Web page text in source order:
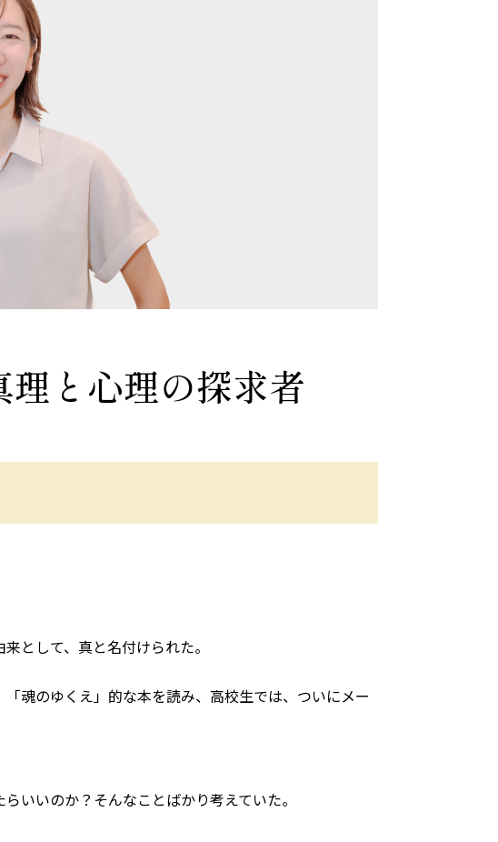
と心理の探求者
として、真と名付けられた。
魂のゆくえ」的な本を読み、高校生では、ついにメー
いいのか？そんなことばかり考えていた。